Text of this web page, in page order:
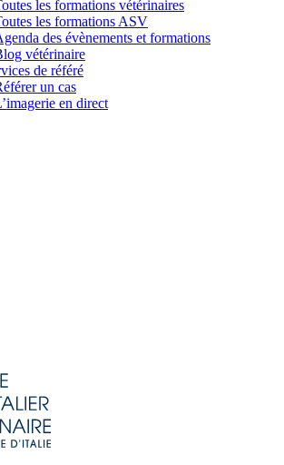
les formations vétérinaires
les formations ASV
des évènements et formations
vétérinaire
de référé
un cas
en direct